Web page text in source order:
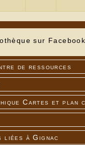
sur
de ressources
Cartes et plan
liées à Gignac